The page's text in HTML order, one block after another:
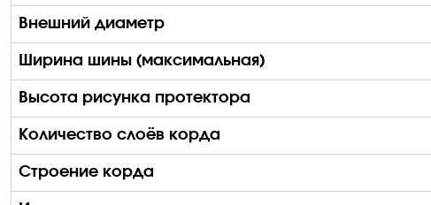
Внешний диаметр
Ширина шины (максимальная)
Высота рисунка протектора
Количество слоёв корда
Строение корда